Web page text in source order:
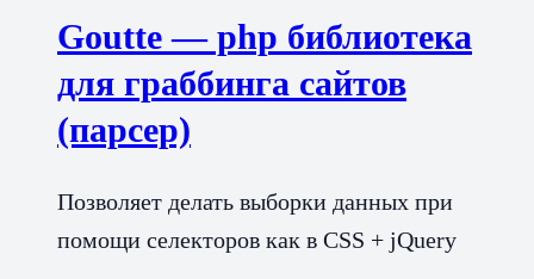
Goutte — php библиотека
для граббинга сайтов
(парсер)
Позволяет делать выборки данных при
помощи селекторов как в CSS + jQuery